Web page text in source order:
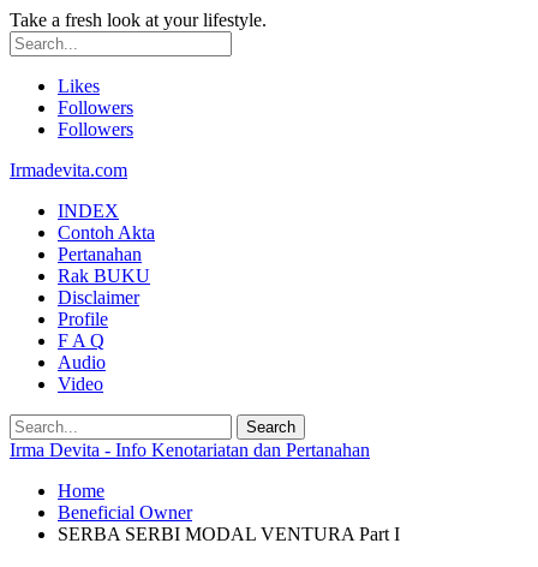
Take a fresh look at your lifestyle.
Likes
Followers
Followers
Irmadevita.com
INDEX
Contoh Akta
Pertanahan
Rak BUKU
Disclaimer
Profile
F A Q
Audio
Video
Irma Devita - Info Kenotariatan dan Pertanahan
Home
Beneficial Owner
SERBA SERBI MODAL VENTURA Part I